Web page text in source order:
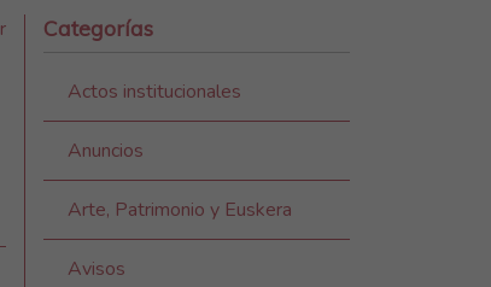
Categorías
Actos institucionales
Anuncios
Arte, Patrimonio y Euskera
Avisos